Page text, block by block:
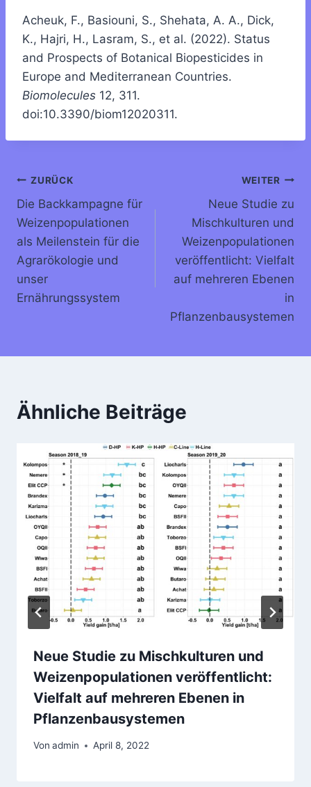
Acheuk, F., Basiouni, S., Shehata, A. A., Dick,
K., Hajri, H., Lasram, S., et al. (2022). Status
and Prospects of Botanical Biopesticides in
Europe and Mediterranean Countries.
Biomolecules 12, 311.
doi:10.3390/biom12020311.
Beitragsnavigation
ZURÜCK
Die Backkampagne für
Weizenpopulationen
als Meilenstein für die
Agrarökologie und
unser
Ernährungssystem
WEITER
Neue Studie zu
Mischkulturen und
Weizenpopulationen
veröffentlicht: Vielfalt
auf mehreren Ebenen
in
Pflanzenbausystemen
Ähnliche Beiträge
Neue Studie zu Mischkulturen und
Weizenpopulationen veröffentlicht:
Vielfalt auf mehreren Ebenen in
Pflanzenbausystemen
Von admin April 8, 2022